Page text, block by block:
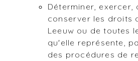
Déterminer, exercer,
conserver les droits
Leeuw ou de toutes
qu'elle représente,
des procédures de